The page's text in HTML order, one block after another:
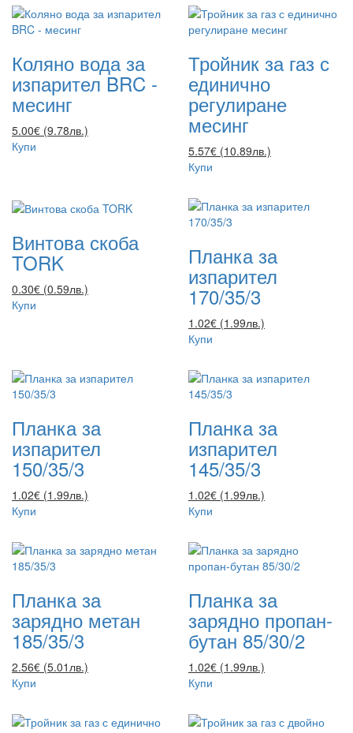
Коляно вода за
изпарител BRC -
месинг
5.00€ (9.78лв.)
Купи
Тройник за газ с
единично
регулиране
месинг
5.57€ (10.89лв.)
Купи
Винтова скоба
TORK
0.30€ (0.59лв.)
Купи
Планка за
изпарител
170/35/3
1.02€ (1.99лв.)
Купи
Планка за
изпарител
150/35/3
1.02€ (1.99лв.)
Купи
Планка за
изпарител
145/35/3
1.02€ (1.99лв.)
Купи
Планка за
зарядно метан
185/35/3
2.56€ (5.01лв.)
Купи
Планка за
зарядно пропан-
бутан 85/30/2
1.02€ (1.99лв.)
Купи